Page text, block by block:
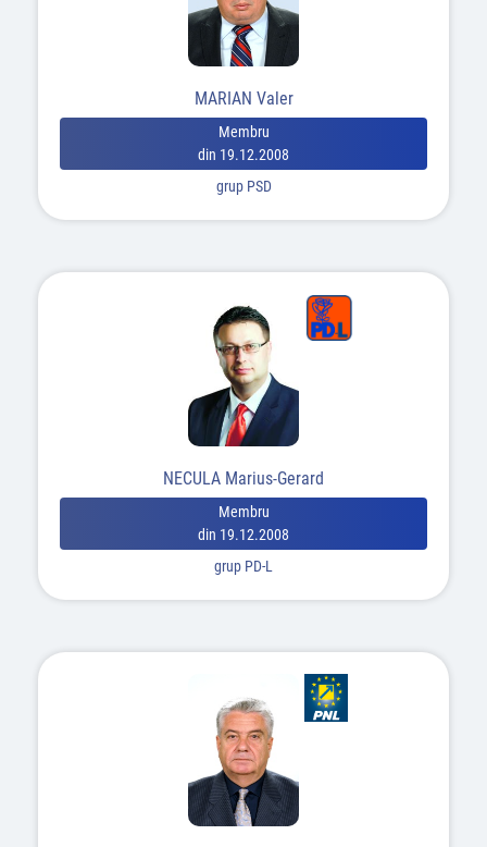
MARIAN Valer
Membru
din 19.12.2008
grup PSD
NECULA Marius-Gerard
Membru
din 19.12.2008
grup PD-L